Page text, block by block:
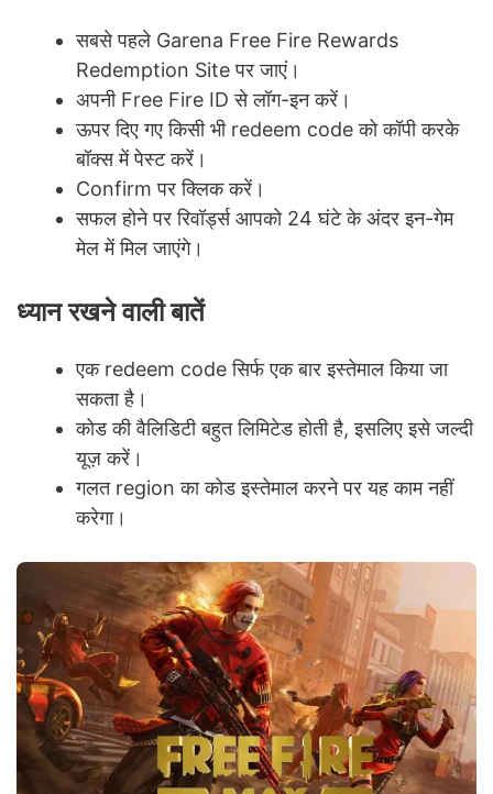
सबसे पहले Garena Free Fire Rewards
Redemption Site पर जाएं।
अपनी Free Fire ID से लॉग-इन करें।
ऊपर दिए गए किसी भी redeem code को कॉपी करके
बॉक्स में पेस्ट करें।
Confirm पर क्लिक करें।
सफल होने पर रिवॉर्ड्स आपको 24 घंटे के अंदर इन-गेम
मेल में मिल जाएंगे।
ध्यान रखने वाली बातें
एक redeem code सिर्फ एक बार इस्तेमाल किया जा
सकता है।
कोड की वैलिडिटी बहुत लिमिटेड होती है, इसलिए इसे जल्दी
यूज़ करें।
गलत region का कोड इस्तेमाल करने पर यह काम नहीं
करेगा।